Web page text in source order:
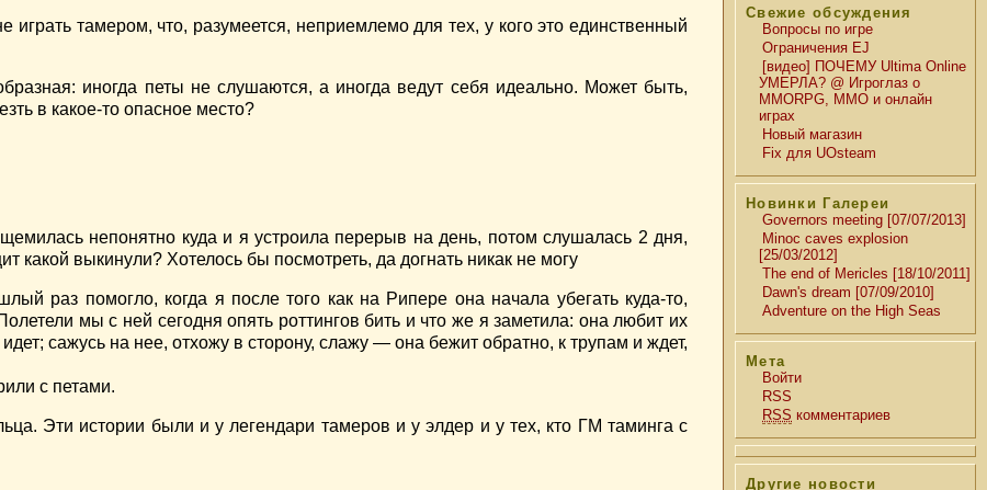
Свежие обсуждения
Вопросы по игре
Ограничения EJ
[видео] ПОЧЕМУ Ultima Online
УМЕРЛА? @ Игроглаз о
MMORPG, MMO и онлайн
играх
Новый магазин
Fix для UOsteam
Новинки Галереи
Governors meeting [07/07/2013]
Minoc caves explosion
[25/03/2012]
The end of Mericles [18/10/2011]
Dawn's dream [07/09/2010]
Adventure on the High Seas
Мета
Войти
RSS
RSS комментариев
Другие новости
тамером, что, разумеется, неприемлемо для тех, у кого это единственный
иногда петы не слушаются, а иногда ведут себя идеально. Может быть,
в какое-то опасное место?
непонятно куда и я устроила перерыв на день, потом слушалась 2 дня,
какой выкинули? Хотелось бы посмотреть, да догнать никак не могу
раз помогло, когда я после того как на Рипере она начала убегать куда-то,
мы с ней сегодня опять роттингов бить и что же я заметила: она любит их
сажусь на нее, отхожу в сторону, слажу — она бежит обратно, к трупам и ждет,
с петами.
Эти истории были и у легендари тамеров и у элдер и у тех, кто ГМ таминга с